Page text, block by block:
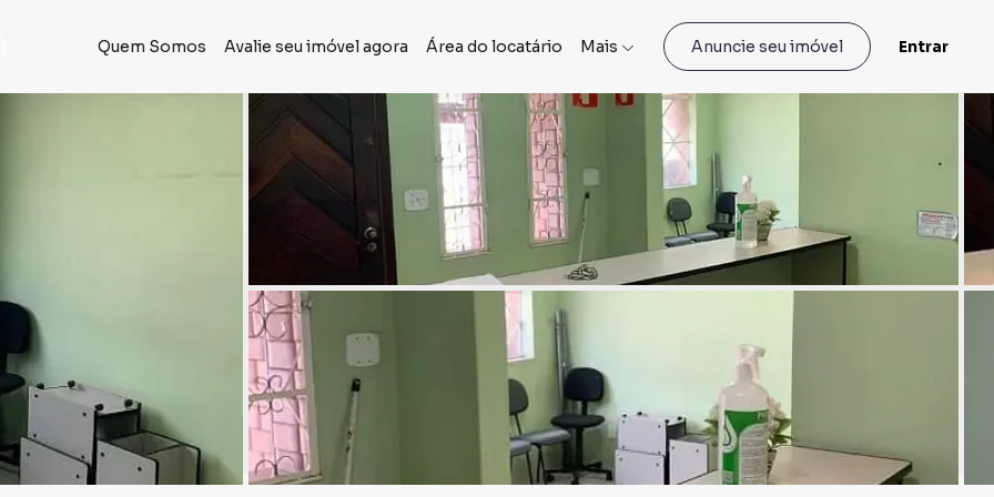
Quem Somos Avalie seu imóvel agora Área do locatário Mais Anuncie seu imóvel Entrar